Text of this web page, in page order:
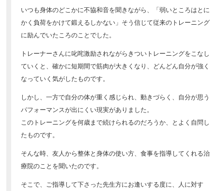
いつも身体のどこかに不協和音を聞きながら、「弱いところはとに
かく負荷をかけて鍛えるしかない」そう信じて従来のトレーニング
に励んでいたころのことでした。
トレーナーさんに叱咤激励されながらきついトレーニングをこなし
ていくと、確かに短期間で筋肉が大きくなり、どんどん自分が強く
なっていく気がしたものです。
しかし、一方で自分の体が重く感じられ、動きづらく、自分が思う
パフォーマンスが出にくい現実がありました。
このトレーニングを何歳まで続けられるのだろうか、とよく自問し
たものです。
そんな時、友人から整体と身体の使い方、食事を指導してくれる治
療院のことを聞いたのです。
そこで、ご指導して下さった先生方にお逢いする度に、人に対す